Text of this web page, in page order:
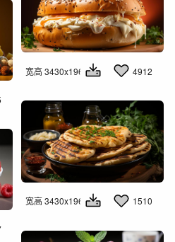
宽高 3430x1960 4912
宽高 3430x1960 1510